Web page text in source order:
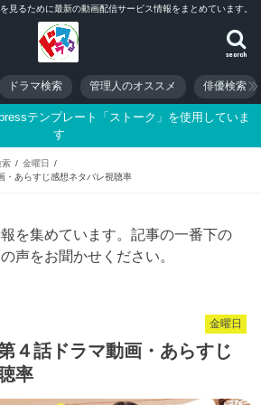
見るために最新の動画配信サービス情報をまとめています。
search
ドラマ検索 管理人のオススメ 俳優検索
テンプレート「ストーク」を使用していま
す
索
金曜日
・あらすじ感想ネタバレ視聴率
を集めています。記事の一番下の
声をお聞かせください。
金曜日
４話ドラマ動画・あらすじ
率